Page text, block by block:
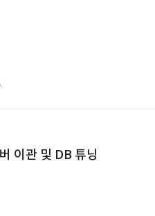
이관 및 DB 튜닝